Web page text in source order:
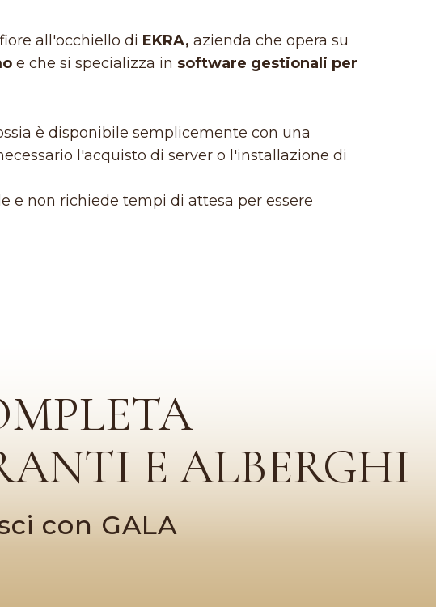
all'occhiello di EKRA,azienda che opera su
e che si specializza in software gestionali per
è disponibile semplicemente con una
l'acquisto di server o l'installazione di
e non richiede tempi di attesa per essere
E ALBERGHI
con GALA